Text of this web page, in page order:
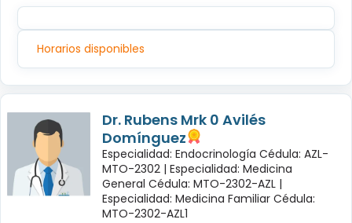
Horarios disponibles
Dr. Rubens Mrk 0 Avilés
Domínguez
Especialidad: Endocrinología Cédula: AZL-
MTO-2302 | Especialidad: Medicina
General Cédula: MTO-2302-AZL |
Especialidad: Medicina Familiar Cédula:
MTO-2302-AZL1